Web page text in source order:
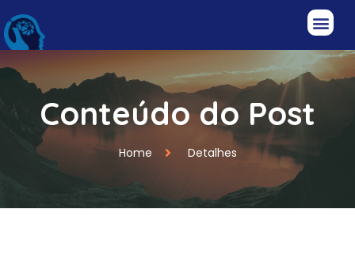
Conteúdo do Post
Home Detalhes